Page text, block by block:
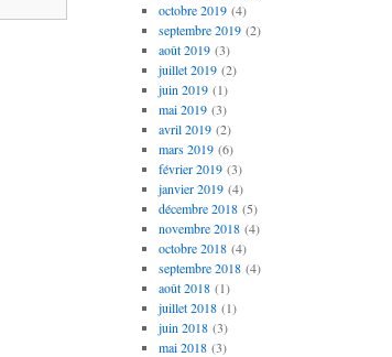
octobre 2019(4)
septembre 2019(2)
août 2019(3)
juillet 2019(2)
juin 2019(1)
mai 2019(3)
avril 2019(2)
mars 2019(6)
février 2019(3)
janvier 2019(4)
décembre 2018(5)
novembre 2018(4)
octobre 2018(4)
septembre 2018(4)
août 2018(1)
juillet 2018(1)
juin 2018(3)
mai 2018(3)